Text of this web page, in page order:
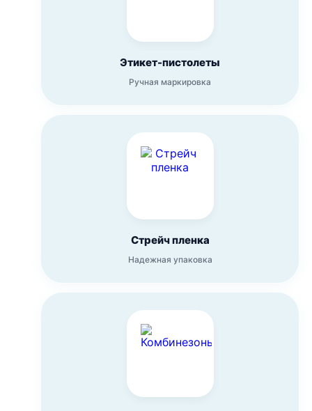
Этикет-пистолеты
Ручная маркировка
Стрейч пленка
Надежная упаковка